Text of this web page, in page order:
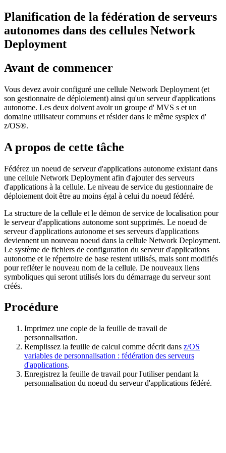
Planification de la fédération de serveurs
autonomes dans des cellules Network
Deployment
Avant de commencer
Vous devez avoir configuré une cellule Network Deployment (et
son gestionnaire de déploiement) ainsi qu'un serveur d'applications
autonome. Les deux doivent avoir un groupe d' MVS s et un
domaine utilisateur communs et résider dans le même sysplex d'
z/OS®.
A propos de cette tâche
Fédérez un noeud de serveur d'applications autonome existant dans
une cellule Network Deployment afin d'ajouter des serveurs
d'applications à la cellule. Le niveau de service du gestionnaire de
déploiement doit être au moins égal à celui du noeud fédéré.
La structure de la cellule et le démon de service de localisation pour
le serveur d'applications autonome sont supprimés. Le noeud de
serveur d'applications autonome et ses serveurs d'applications
deviennent un nouveau noeud dans la cellule Network Deployment.
Le système de fichiers de configuration du serveur d'applications
autonome et le répertoire de base restent utilisés, mais sont modifiés
pour refléter le nouveau nom de la cellule. De nouveaux liens
symboliques qui seront utilisés lors du démarrage du serveur sont
créés.
Procédure
Imprimez une copie de la feuille de travail de
personnalisation.
Remplissez la feuille de calcul comme décrit dans z/OS
variables de personnalisation : fédération des serveurs
d'applications.
Enregistrez la feuille de travail pour l'utiliser pendant la
personnalisation du noeud du serveur d'applications fédéré.